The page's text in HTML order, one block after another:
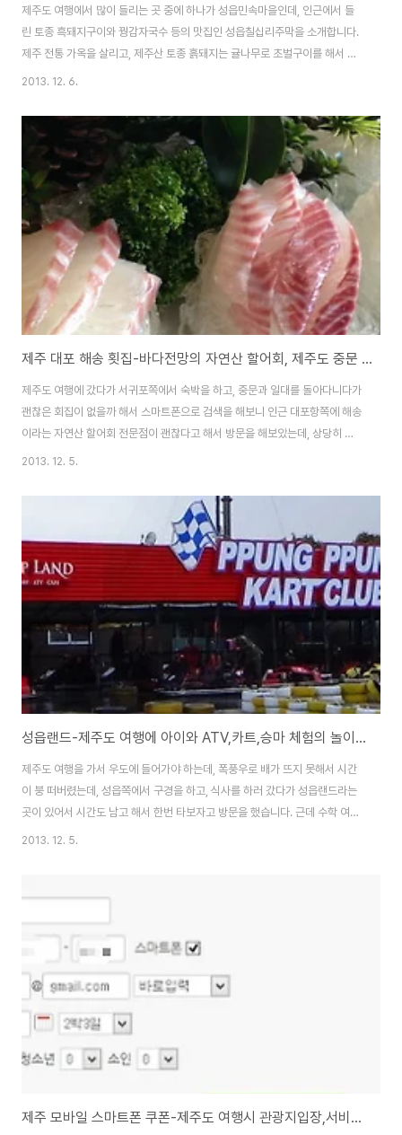
제주도 여행에서 많이 들리는 곳 중에 하나가 성읍민속마을인데, 인근에서 들
린 토종 흑돼지구이와 꿩감자국수 등의 맛집인 성읍칠십리주막을 소개합니다.
제주 전통 가옥을 살리고, 제주산 토종 흙돼지는 귤나무로 초벌구이를 해서 나
오고, 꿩으로 국물을 우려내서 감자전분으로 만든 따뜻한 국수가 아주 괜찮았
다시 떠날 맛집이 아닐까 싶습니다. 성읍칠십리식당이라고 하기도 하고, 홈페
이지에서는 성읍칠십리주막이라고 하기도 하는데, 이 집의 분위기상 주막이 더
어울리기는 하네요~성읍칠십리식당 홈페이지 - http://성읍민속마을.한국전
화번호 064-787-0911 주소 제주특별자치도 서귀포시 표선면 성읍리 580
주차가능 귤나무로 초벌구이를 하는 ..
2013. 12. 6.
제주 대포 해송 횟집-바다전망의 자연산 할어회, 제주도 중문 부근 맛집 방문기(메뉴,가격 정보)
제주도 여행에 갔다가 서귀포쪽에서 숙박을 하고, 중문과 일대를 돌아다니다가
괜찮은 회집이 없을까 해서 스마트폰으로 검색을 해보니 인근 대포항쪽에 해송
이라는 자연산 할어회 전문점이 괜찮다고 해서 방문을 해보았는데, 상당히 고
급스러운 스끼다시들이 푸짐하고, 다양하게 나와서 정말 만족스럽게 점심 식사
데... 벼랑쪽에 가게를 만들었는지 바닷가쪽에서 바라보면 이층이고, 도로쪽에
서 보면 일층인 멋진 구조의 집으로 그만큼 전망도 좋더군요~ 제주도 올레길 7
코스의 일부 구간 중에 위치하고 있고, 건물 앞에는 넓은 정원 같은것이 있는데,
날이 좋을 때는 수영장 같은 풀장에 고기도 넣고, 파티도 가능 할 듯 한데, 이런
멋진 전망에서 결혼식 같은것을 ..
2013. 12. 5.
성읍랜드-제주도 여행에 아이와 ATV,카트,승마 체험의 놀이시설 가격 정보와 할인쿠폰
제주도 여행을 가서 우도에 들어가야 하는데, 폭풍우로 배가 뜨지 못해서 시간
이 붕 떠버렸는데, 성읍쪽에서 구경을 하고, 식사를 하러 갔다가 성읍랜드라는
곳이 있어서 시간도 남고 해서 한번 타보자고 방문을 했습니다. 근데 수학 여행
을 온 중고등학교 단체 관광객들이 많아서 2-3시간을 기다려야 한다고 하더군
2324), 성읍 ATV(064-787-7324), 성읍 뿡뿡카트(064-787-5324)
세개의 시설이 SungEup Land라고 하네요~성읍랜드 홈페이지 -
http://www.kart-horse.com/ 성읍민속마을 부근에 위치하고 있는곳으로..
2013. 12. 5.
제주 모바일 스마트폰 쿠폰-제주도 여행시 관광지입장,서비스사용을 후불제로 결제,할인받는 방법의 서비스